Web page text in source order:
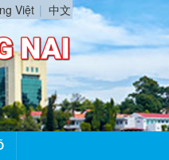
Việt 中文